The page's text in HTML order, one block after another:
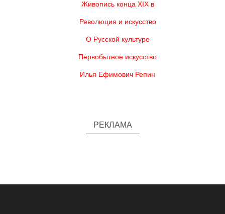
Живопись конца XIX в
Революция и искусство
О Русской культуре
Первобытное искусство
Илья Ефимович Репин
РЕКЛАМА